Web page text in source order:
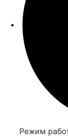
Режим